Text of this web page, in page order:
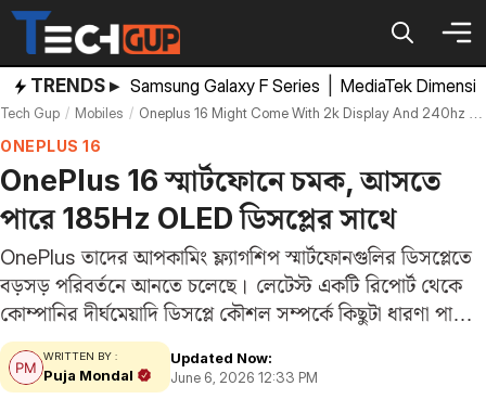
Skip
content
TRENDS ▸ Samsung Galaxy F Series MediaTek
Tech Gup Mobiles Oneplus 16 Might Come With 2k Display And 240hz Refresh Rate
ONEPLUS 16
OnePlus 16 স্মার্টফোনে চমক, আসতে
পারে 185Hz OLED ডিসপ্লের সাথে
OnePlus তাদের আপকামিং ফ্ল্যাগশিপ স্মার্টফোনগুলির ডিসপ্লেতে
বড়সড় পরিবর্তনে আনতে চলেছে। লেটেস্ট একটি রিপোর্ট থেকে
কোম্পানির দীর্ঘমেয়াদি ডিসপ্লে কৌশল সম্পর্কে কিছুটা ধারণা পাওয়া
গেছে। এই রিপোর্টে দাবি করা হয়েছে যে, হাই রেজোলিউশনের
পরিবর্তে ডিসপ্লের একটি নির্দিষ্ট দিকেই কোম্পানি বেশি গুরুত্ব
দিতে…
WRITTEN BY :
Puja Mondal
Updated Now:
June 6, 2026 12:33 PM